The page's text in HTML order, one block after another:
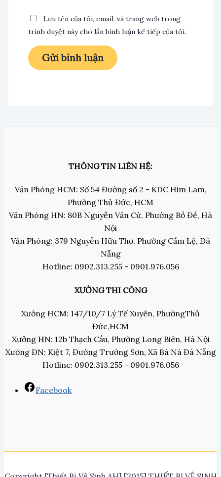
Lưu tên của tôi, email, và trang web trong
trình duyệt này cho lần bình luận kế tiếp của tôi.
THÔNG TIN LIÊN HỆ:
Văn Phòng HCM: Số 54 Đường số 2 - KDC Him Lam,
Phường Thủ Đức, HCM
Văn Phòng HN: 80B Nguyễn Văn Cừ, Phường Bồ Đề, Hà
Nội
Văn Phòng: 379 Nguyễn Hữu Thọ, Phường Cẩm Lệ, Đà
Nẵng
Hotline: 0902.313.255 - 0901.976.056
XƯỞNG THI CÔNG
Xưởng HCM: 147/10/7 Lý Tế Xuyên, PhườngThủ
Đức,HCM
Xưởng HN: 12b Thạch Cầu, Phường Long Biên, Hà Nội
Xưởng ĐN: Kiệt 7, Đường Trường Sơn, Xã Bà Nà Đà Nẵng
Hotline: 0902.313.255 - 0901.976.056
Facebook